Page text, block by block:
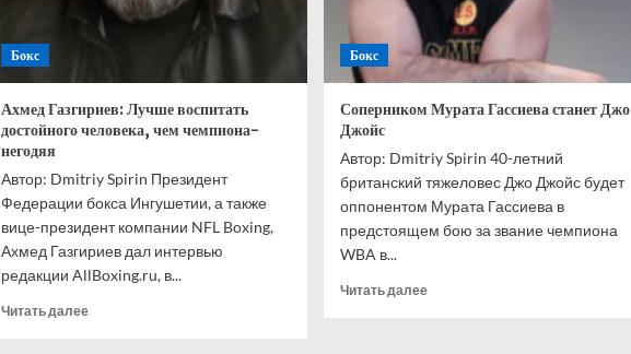
Бокс
Ахмед Газгириев: Лучше воспитать
достойного человека, чем чемпиона-
негодяя
Автор: Dmitriy Spirin Президент
Федерации бокса Ингушетии, а также
вице-президент компании NFL Boxing,
Ахмед Газгириев дал интервью
редакции AllBoxing.ru, в...
Читать далееПрочитать
Бокс
Соперником Мурата Гассиева станет Джо
Джойс
Автор: Dmitriy Spirin 40-летний
британский тяжеловес Джо Джойс будет
оппонентом Мурата Гассиева в
предстоящем бою за звание чемпиона
WBA в...
Читать далееПрочитать